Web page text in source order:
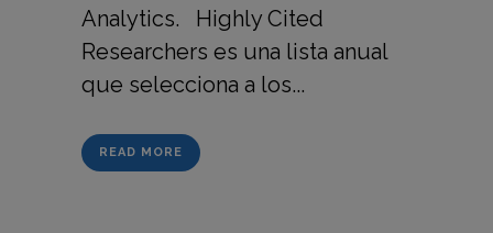
Analytics. Highly Cited
Researchers es una lista anual
que selecciona a los...
READ MORE